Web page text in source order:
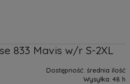
833 Mavis w/r S-2XL
Dostępność: średnia ilość
Wysyłka: 48 h